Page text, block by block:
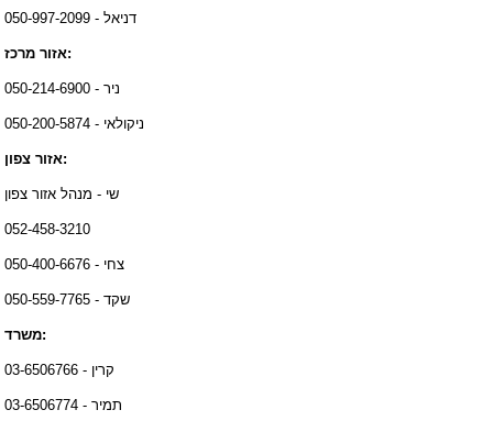
דניאל - 050-997-2099
אזור מרכז:
ניר - 050-214-6900
ניקולאי - 050-200-5874
אזור צפון:
שי - מנהל אזור צפון
052-458-3210
צחי - 050-400-6676
שקד - 050-559-7765
משרד:
קרין - 03-6506766
תמיר - 03-6506774